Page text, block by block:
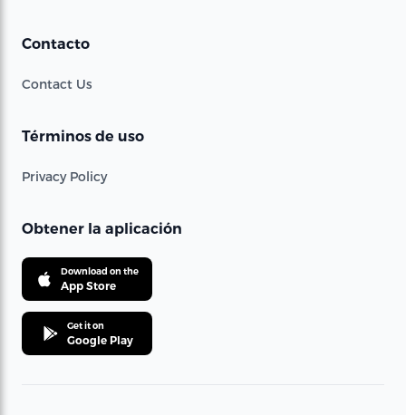
Contacto
Contact Us
Términos de uso
Privacy Policy
Obtener la aplicación
Download on the
App Store
Get it on
Google Play